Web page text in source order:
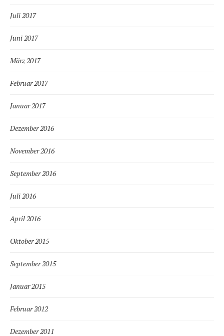
Juli 2017
Juni 2017
März 2017
Februar 2017
Januar 2017
Dezember 2016
November 2016
September 2016
Juli 2016
April 2016
Oktober 2015
September 2015
Januar 2015
Februar 2012
Dezember 2011